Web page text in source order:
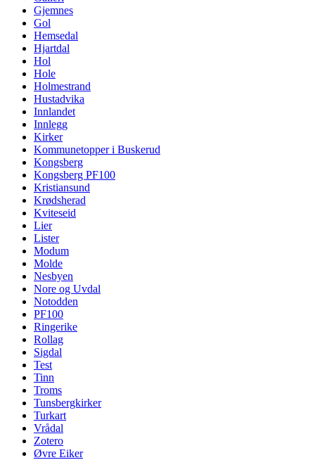
Gjemnes
Gol
Hemsedal
Hjartdal
Hol
Hole
Holmestrand
Hustadvika
Innlandet
Innlegg
Kirker
Kommunetopper i Buskerud
Kongsberg
Kongsberg PF100
Kristiansund
Krødsherad
Kviteseid
Lier
Lister
Modum
Molde
Nesbyen
Nore og Uvdal
Notodden
PF100
Ringerike
Rollag
Sigdal
Test
Tinn
Troms
Tunsbergkirker
Turkart
Vrådal
Zotero
Øvre Eiker